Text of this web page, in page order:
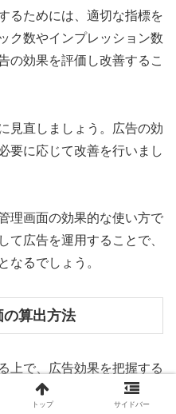
るためには、適切な指標を
ク数やインプレッション数
の効果を評価し改善するこ
見直しましょう。広告の効
要に応じて改善を行いまし
理画面の効果的な使い方で
て広告を運用することで、
なるでしょう。
算出方法
上で、広告効果を把握する
価を算出することが重要で
トップ サイドバー